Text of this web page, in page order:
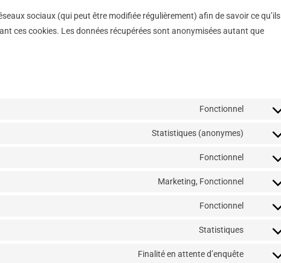
sociaux (qui peut être modifiée régulièrement) afin de savoir ce qu’ils
ces cookies. Les données récupérées sont anonymisées autant que
Fonctionnel
Statistiques (anonymes)
Fonctionnel
Marketing, Fonctionnel
Fonctionnel
Statistiques
Finalité en attente d’enquête